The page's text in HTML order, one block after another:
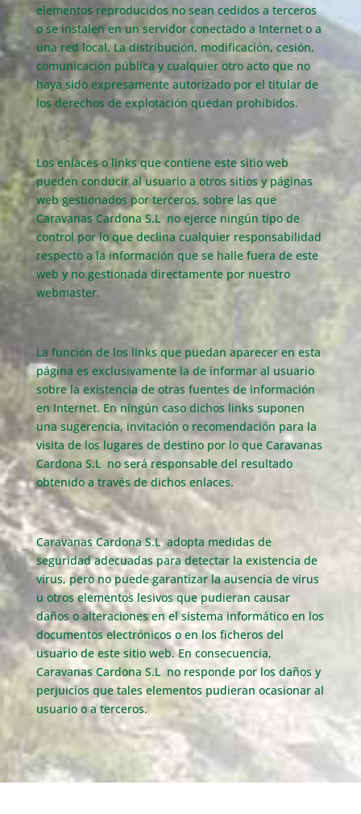
elementos reproducidos no sean cedidos a terceros
o se instalen en un servidor conectado a Internet o a
una red local. La distribución, modificación, cesión,
comunicación pública y cualquier otro acto que no
haya sido expresamente autorizado por el titular de
los derechos de explotación quedan prohibidos.
Los enlaces o links que contiene este sitio web
pueden conducir al usuario a otros sitios y páginas
web gestionados por terceros, sobre las que
Caravanas Cardona S.L no ejerce ningún tipo de
control por lo que declina cualquier responsabilidad
respecto a la información que se halle fuera de este
web y no gestionada directamente por nuestro
webmaster.
La función de los links que puedan aparecer en esta
página es exclusivamente la de informar al usuario
sobre la existencia de otras fuentes de información
en Internet. En ningún caso dichos links suponen
una sugerencia, invitación o recomendación para la
visita de los lugares de destino por lo que Caravanas
Cardona S.L no será responsable del resultado
obtenido a través de dichos enlaces.
Caravanas Cardona S.L adopta medidas de
seguridad adecuadas para detectar la existencia de
virus, pero no puede garantizar la ausencia de virus
u otros elementos lesivos que pudieran causar
daños o alteraciones en el sistema informático en los
documentos electrónicos o en los ficheros del
usuario de este sitio web. En consecuencia,
Caravanas Cardona S.L no responde por los daños y
perjuicios que tales elementos pudieran ocasionar al
usuario o a terceros.